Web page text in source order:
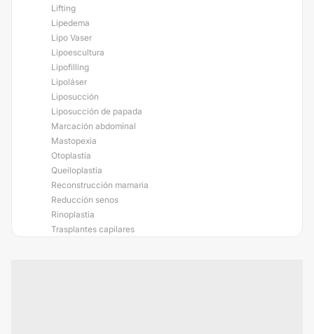
Lifting
Lipedema
Lipo Vaser
Lipoescultura
Lipofilling
Lipoláser
Liposucción
Liposucción de papada
Marcación abdominal
Mastopexia
Otoplastia
Queiloplastia
Reconstrucción mamaria
Reducción senos
Rinoplastia
Trasplantes capilares